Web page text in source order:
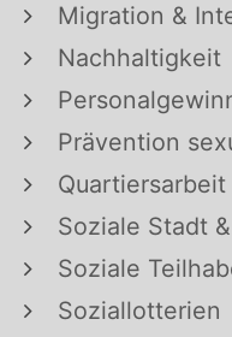
Migration &
Nachhaltigkeit
Prävention
Quartiersarbeit
Soziale Stadt
Soziale
Soziallotterien